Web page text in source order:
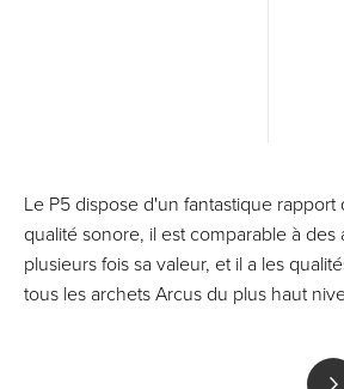
Le P5 dispose d'un fantastique rapport
qualité sonore, il est comparable à des
plusieurs fois sa valeur, et il a les
tous les archets Arcus du plus haut